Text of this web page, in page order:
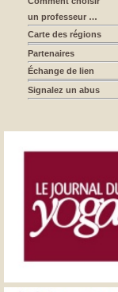
un professeur …
Carte des régions
Partenaires
Échange de lien
Signalez un abus